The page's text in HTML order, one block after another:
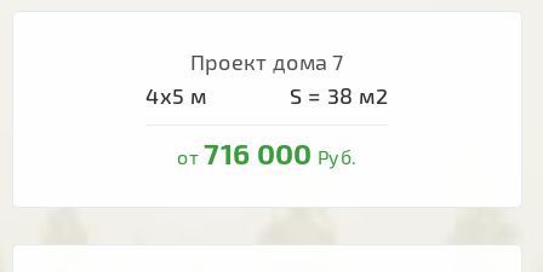
Проект дома 7
4х5 м S = 38 м2
от716 000 Руб.